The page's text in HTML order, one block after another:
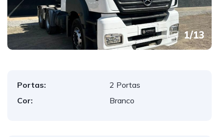
1/13
Portas:
2 Portas
Cor:
Branco